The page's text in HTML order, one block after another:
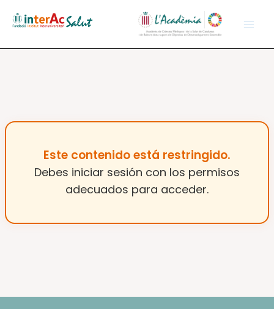
contingut
Este contenido está restringido.
Debes iniciar sesión con los permisos
adecuados para acceder.